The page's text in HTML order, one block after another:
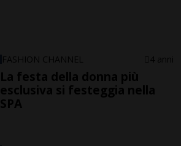
FASHION CHANNEL 4 anni
La festa della donna più
esclusiva si festeggia nella
SPA